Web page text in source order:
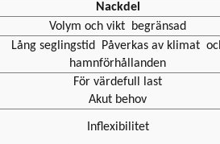
Nackdel
Volym och vikt begränsad
Lång seglingstid Påverkas av klimat
hamnförhållanden
För värdefull last
Akut behov
Inflexibilitet